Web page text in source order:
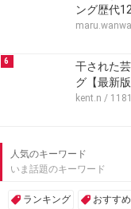
ング歴代
6
干された
グ【最新版
kent.n /
人気のキーワード
いま話題のキーワード
ランキング おすすめ